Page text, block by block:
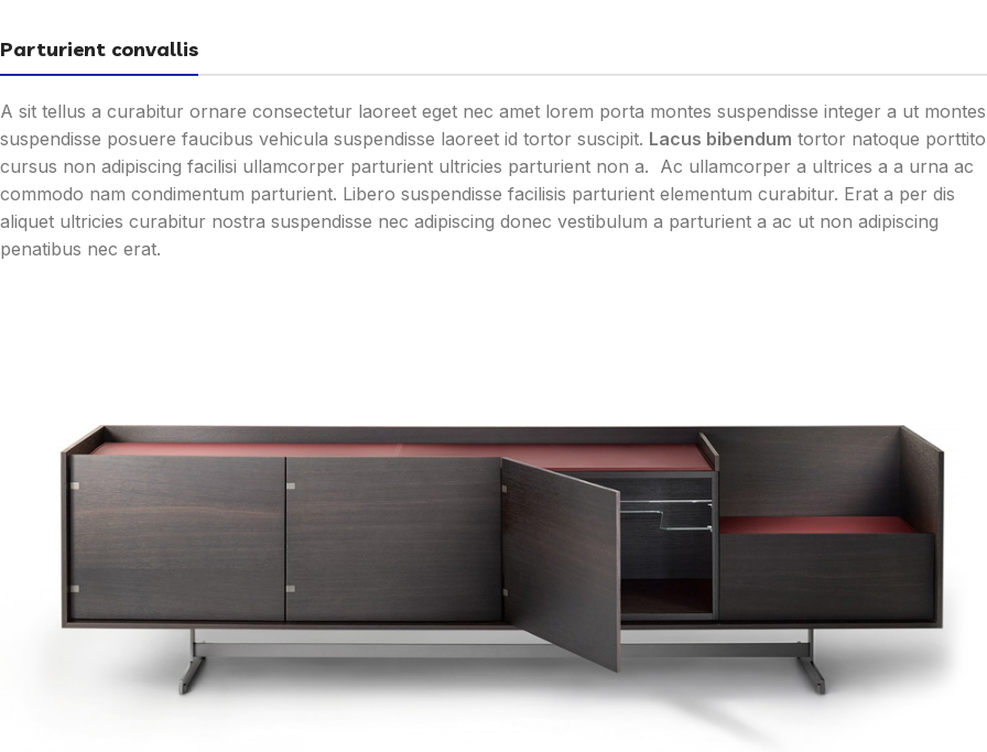
Parturient convallis
A sit tellus a curabitur ornare consectetur laoreet eget nec amet lorem porta montes suspendisse integer a ut montes
suspendisse posuere faucibus vehicula suspendisse laoreet id tortor suscipit. Lacus bibendum tortor natoque
cursus non adipiscing facilisi ullamcorper parturient ultricies parturient non a. Ac ullamcorper a ultrices a a urna ac
commodo nam condimentum parturient. Libero suspendisse facilisis parturient elementum curabitur. Erat a per dis
aliquet ultricies curabitur nostra suspendisse nec adipiscing donec vestibulum a parturient a ac ut non adipiscing
penatibus nec erat.